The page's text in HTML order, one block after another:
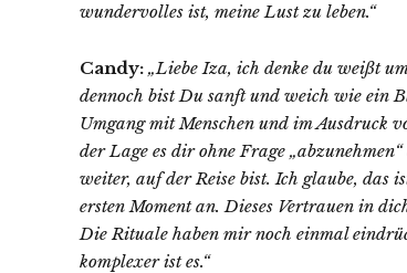
wundervolles ist, meine Lust zu leben.“
Candy: „Liebe Iza, ich denke du weißt
dennoch bist Du sanft und weich wie ein
Umgang mit Menschen und im Ausdruck
der Lage es dir ohne Frage
weiter, auf der Reise bist. Ich glaube,
ersten Moment an. Dieses Vertrauen in
Die Rituale haben mir noch einmal
komplexer ist es.“